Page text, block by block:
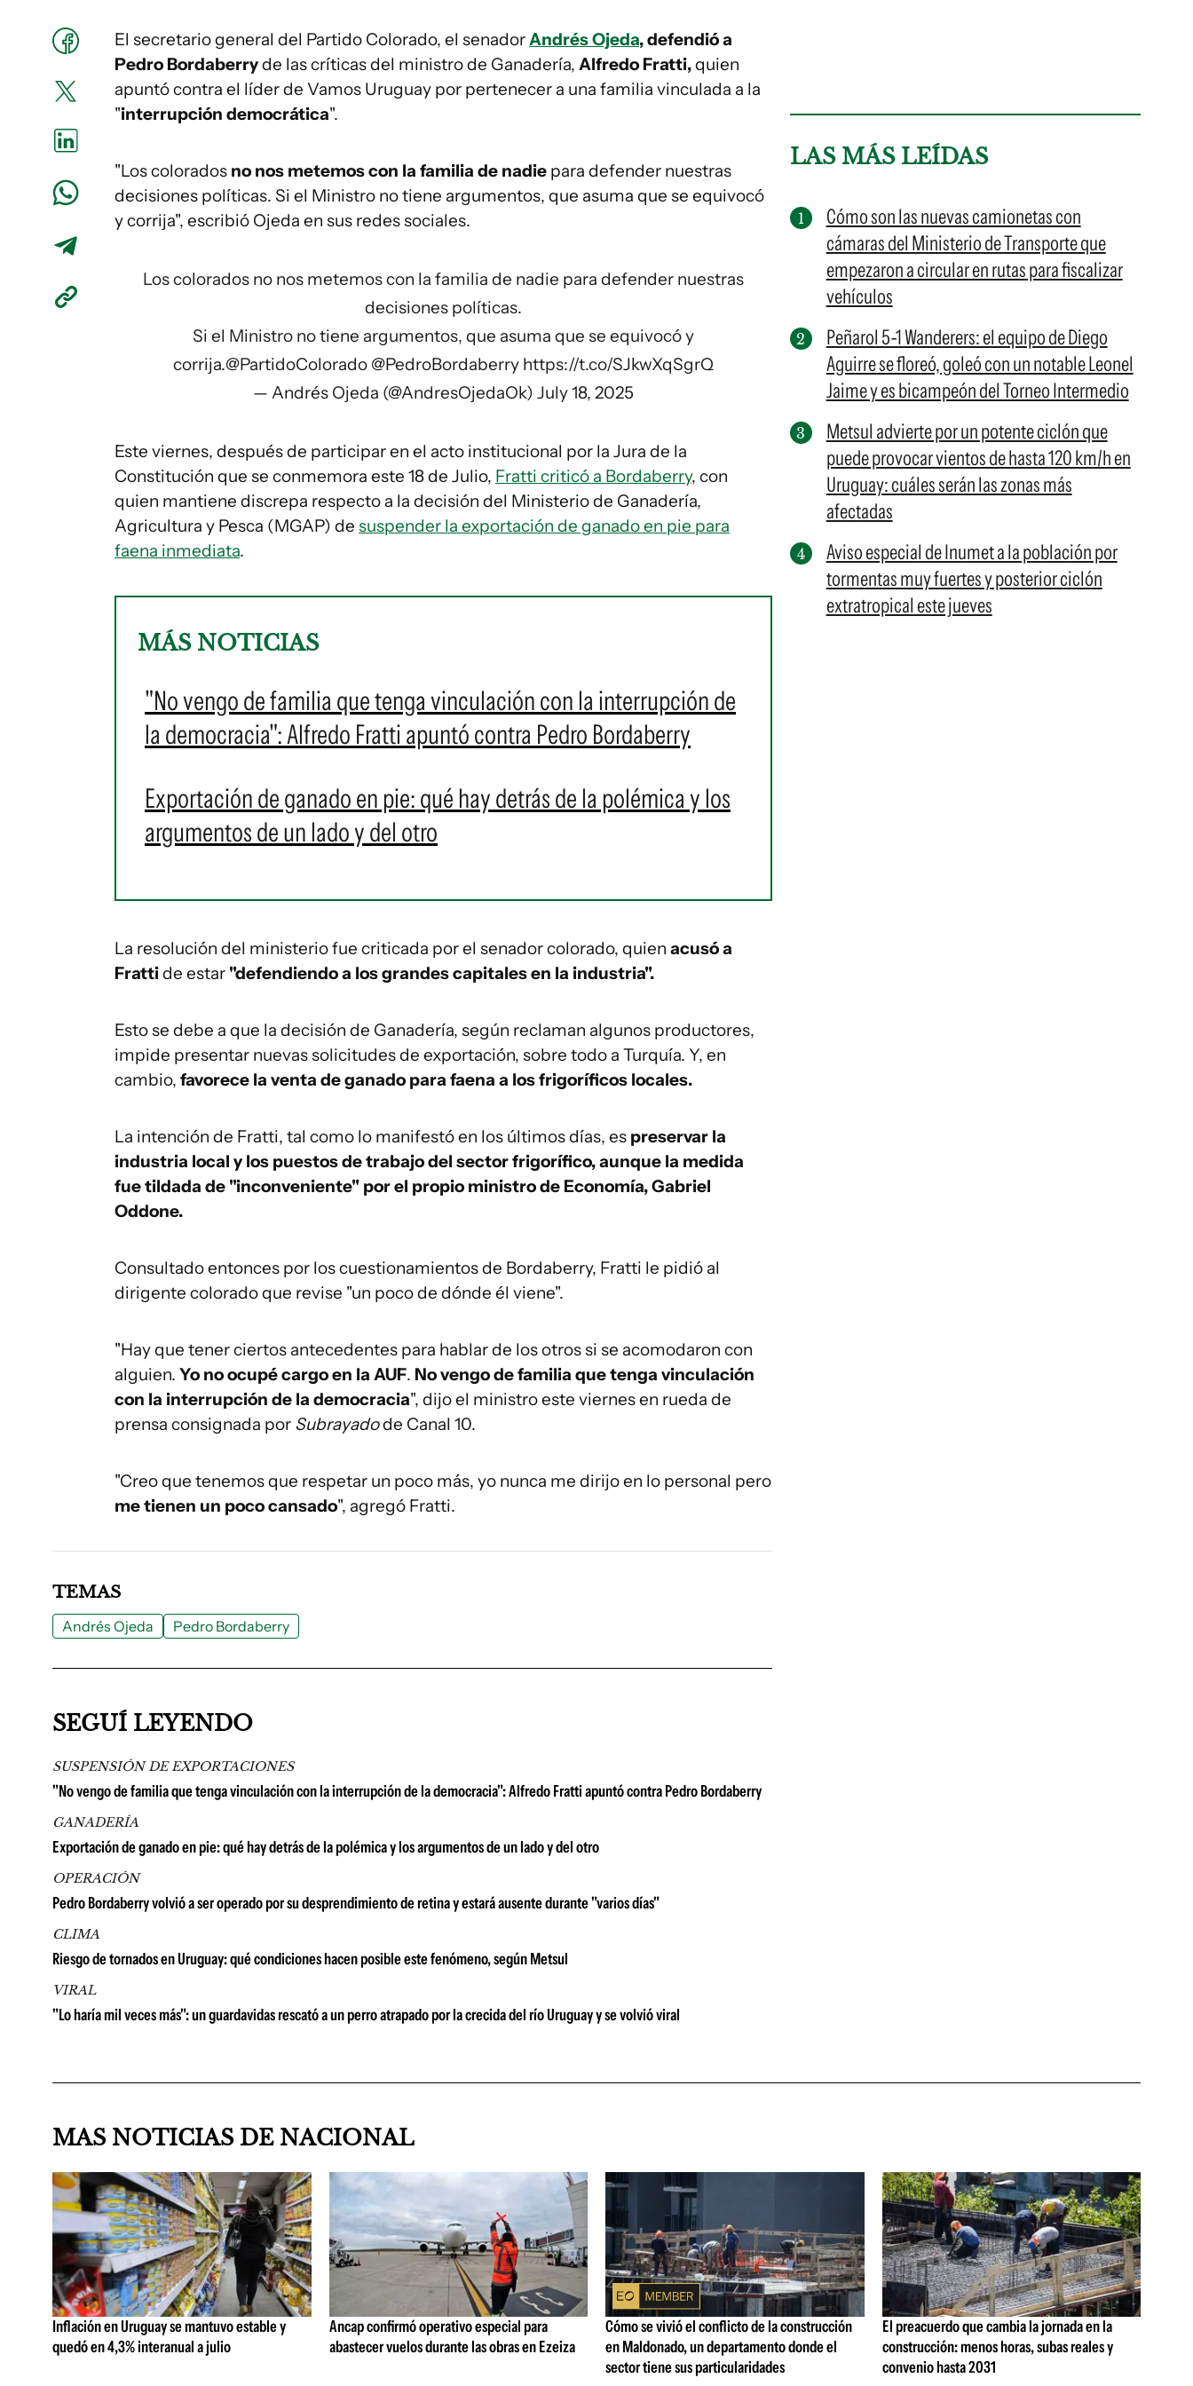
El secretario general del Partido Colorado, el senadorAndrés Ojeda, defendió a
Pedro Bordaberryde las críticas del ministro de Ganadería, Alfredo Fratti,quien
apuntó contra el líder de Vamos Uruguay por pertenecer a una familia vinculada a la
"interrupción democrática".
"Los colorados no nos metemos con la familia de nadie para defender nuestras
decisiones políticas. Si el Ministro no tiene argumentos, que asuma que se equivocó
y corrija", escribió Ojeda en sus redes sociales.
Los colorados no nos metemos con la familia de nadie para defender nuestras
decisiones políticas.
Si el Ministro no tiene argumentos, que asuma que se equivocó y
corrija.@PartidoColorado @PedroBordaberry https://t.co/SJkwXqSgrQ
— Andrés Ojeda (@AndresOjedaOk) July 18, 2025
Este viernes, después de participar en el acto institucional por la Jura de la
Constitución que se conmemora este 18 de Julio, Fratti criticó a Bordaberry, con
quien mantiene discrepa respecto a la decisión del Ministerio de Ganadería,
Agricultura y Pesca (MGAP) de suspender la exportación de ganado en pie para
faena inmediata.
MÁS NOTICIAS
"No vengo de familia que tenga vinculación con la interrupción de
la democracia": Alfredo Fratti apuntó contra Pedro Bordaberry
Exportación de ganado en pie: qué hay detrás de la polémica y los
argumentos de un lado y del otro
La resolución del ministerio fue criticada por el senador colorado, quien acusó a
Fratti de estar "defendiendo a los grandes capitales en la industria".
Esto se debe a que la decisión de Ganadería, según reclaman algunos productores,
impide presentar nuevas solicitudes de exportación, sobre todo a Turquía. Y, en
cambio, favorece la venta de ganado para faena a los frigoríficos locales.
La intención de Fratti, tal como lo manifestó en los últimos días, es preservar la
industria local y los puestos de trabajo del sector frigorífico, aunque la medida
fue tildada de "inconveniente" por el propio ministro de Economía, Gabriel
Oddone.
Consultado entonces por los cuestionamientos de Bordaberry, Fratti le pidió al
dirigente colorado que revise "un poco de dónde él viene".
"Hay que tener ciertos antecedentes para hablar de los otros si se acomodaron con
alguien. Yo no ocupé cargo en la AUF. No vengo de familia que tenga vinculación
con la interrupción de la democracia", dijo el ministro este viernes en rueda de
prensa consignada por Subrayadode Canal 10.
"Creo que tenemos que respetar un poco más, yo nunca me dirijo en lo personal pero
me tienen un poco cansado", agregó Fratti.
LAS MÁS LEÍDAS
Cómo son las nuevas camionetas con
cámaras del Ministerio de Transporte que
empezaron a circular en rutas para fiscalizar
vehículos
Peñarol 5-1 Wanderers: el equipo de Diego
Aguirre se floreó, goleó con un notable Leonel
Jaime y es bicampeón del Torneo Intermedio
Metsul advierte por un potente ciclón que
puede provocar vientos de hasta 120 km/h en
Uruguay: cuáles serán las zonas más
afectadas
Aviso especial de Inumet a la población por
tormentas muy fuertes y posterior ciclón
extratropical este jueves
TEMAS
Andrés Ojeda Pedro Bordaberry
SEGUÍ LEYENDO
SUSPENSIÓN DE EXPORTACIONES
"No vengo de familia que tenga vinculación con la interrupción de la democracia": Alfredo Fratti apuntó contra Pedro Bordaberry
GANADERÍA
Exportación de ganado en pie: qué hay detrás de la polémica y los argumentos de un lado y del otro
OPERACIÓN
Pedro Bordaberry volvió a ser operado por su desprendimiento de retina y estará ausente durante "varios días"
CLIMA
Riesgo de tornados en Uruguay: qué condiciones hacen posible este fenómeno, según Metsul
VIRAL
"Lo haría mil veces más": un guardavidas rescató a un perro atrapado por la crecida del río Uruguay y se volvió viral
MAS NOTICIAS DE NACIONAL
Inflación en Uruguay se mantuvo estable y
quedó en 4,3% interanual a julio
Ancap confirmó operativo especial para
abastecer vuelos durante las obras en Ezeiza
Cómo se vivió el conflicto de la construcción
en Maldonado, un departamento donde el
sector tiene sus particularidades
El preacuerdo que cambia la jornada en la
construcción: menos horas, subas reales y
convenio hasta 2031